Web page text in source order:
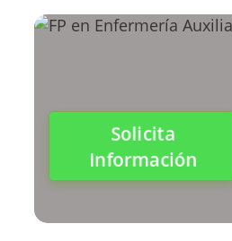
Solicita
Información